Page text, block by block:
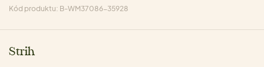
Kód produktu: B-WM37086-35928
Strih